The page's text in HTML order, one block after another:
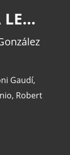
CUANDO EL PAPA LEÓN XIV Y GAUDÍ SE CITAN EN BARCELONA
Gaudí,
, Robert